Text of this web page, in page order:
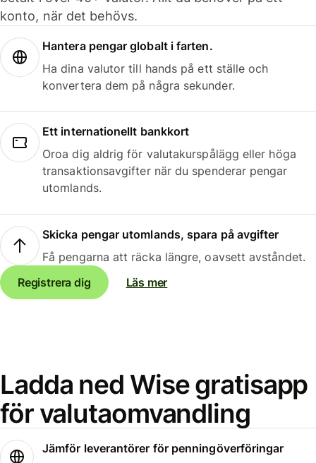
konto, när det behövs.
Hantera pengar globalt i farten.
Ha dina valutor till hands på ett ställe och
konvertera dem på några sekunder.
Ett internationellt bankkort
Oroa dig aldrig för valutakurspålägg eller höga
transaktionsavgifter när du spenderar pengar
utomlands.
Skicka pengar utomlands, spara på avgifter
Få pengarna att räcka längre, oavsett avståndet.
Registrera dig
Läs mer
Ladda ned Wise gratisapp
för valutaomvandling
Jämför leverantörer för penningöverföringar